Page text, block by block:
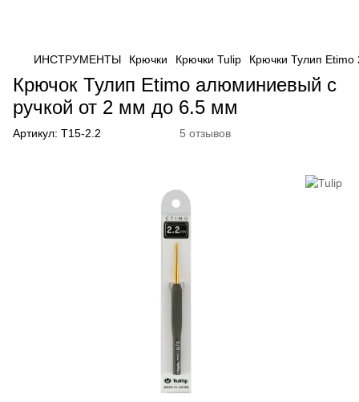
ИНСТРУМЕНТЫ Крючки Крючки Tulip Крючки Тулип
Крючок Тулип Etimo алюминиевый с
ручкой от 2 мм до 6.5 мм
Артикул: T15-2.2 5 отзывов